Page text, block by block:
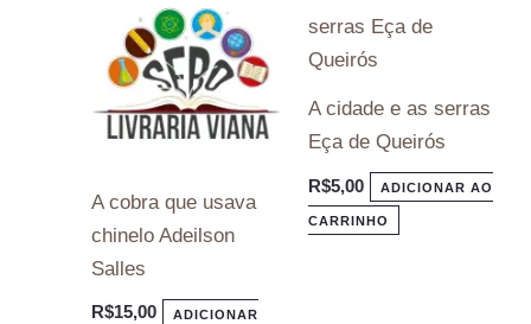
A cobra que usava
chinelo Adeilson
Salles
R$15,00 ADICIONAR
A cidade e as serras
Eça de Queirós
R$5,00 ADICIONAR AO
CARRINHO